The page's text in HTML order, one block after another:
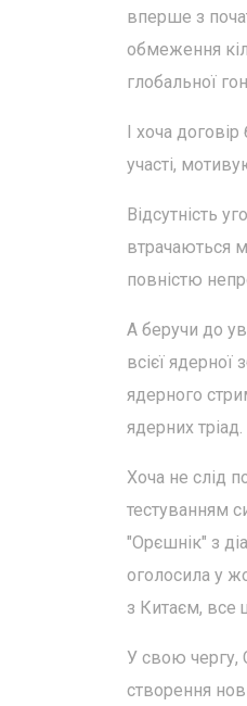
вперше з
обмеження
глобальної
І хоча
участі,
Відсутність
втрачаються
повністю
А беручи до
всієї ядерної
ядерного
ядерних тріад.
Хоча не слід
тестуванням
"Орєшнік" з
оголосила у
з Китаєм, все
У свою чергу,
створення